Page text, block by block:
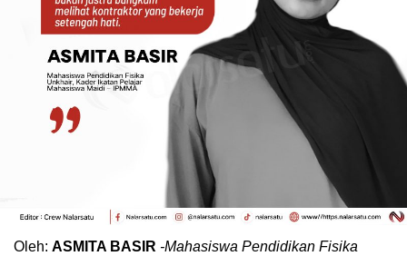
Oleh: ASMITA BASIR -Mahasiswa Pendidikan Fisika